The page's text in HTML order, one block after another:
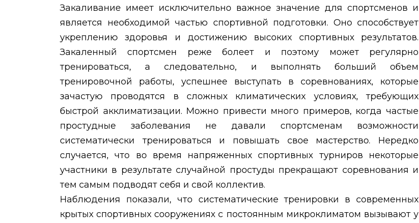
Закаливание имеет исключительно важное значение для спортсменов и
является необходимой частью спортивной подготовки. Оно способствует
укреплению здоровья и достижению высоких спортивных результатов.
Закаленный спортсмен реже болеет и поэтому может регулярно
тренироваться, а следовательно, и выполнять больший объем
тренировочной работы, успешнее выступать в соревнованиях, которые
зачастую проводятся в сложных климатических условиях, требующих
быстрой акклиматизации. Можно привести много примеров, когда частые
простудные заболевания не давали спортсменам возможности
систематически тренироваться и повышать свое мастерство. Нередко
случается, что во время напряженных спортивных турниров некоторые
участники в результате случайной простуды прекращают соревнования и
тем самым подводят себя и свой коллектив.
Наблюдения показали, что систематические тренировки в современных
крытых спортивных сооружениях с постоянным микроклиматом вызывают у